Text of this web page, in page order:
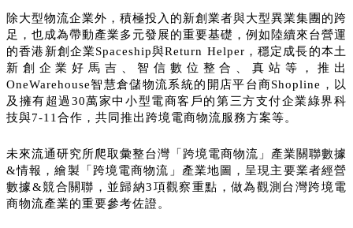
除大型物流企業外，積極投入的新創業者與大型異業集團的跨
足，也成為帶動產業多元發展的重要基礎，例如陸續來台營運
的香港新創企業Spaceship與Return Helper，穩定成長的本土
新創企業好馬吉、智信數位整合、真站等，推出
OneWarehouse智慧倉儲物流系統的開店平台商Shopline，以
及擁有超過30萬家中小型電商客戶的第三方支付企業綠界科
技與7-11合作，共同推出跨境電商物流服務方案等。
未來流通研究所爬取彙整台灣「跨境電商物流」產業關聯數據
&情報，繪製「跨境電商物流」產業地圖，呈現主要業者經營
數據&競合關聯，並歸納3項觀察重點，做為觀測台灣跨境電
商物流產業的重要參考佐證。